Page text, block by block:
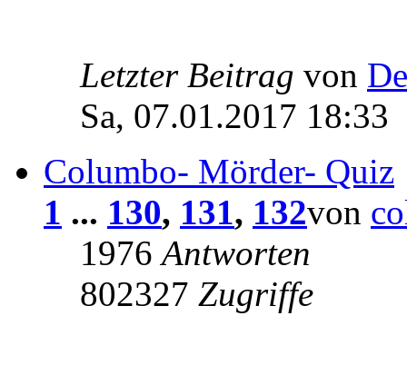
Letzter Beitrag von
Sa, 07.01.2017 18:33
Columbo- Mörder- Quiz
1 ... 130, 131, 132von
1976Antworten
802327 Zugriffe